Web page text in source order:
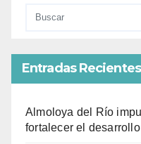
Entradas Recientes
Almoloya del Río
fortalecer el